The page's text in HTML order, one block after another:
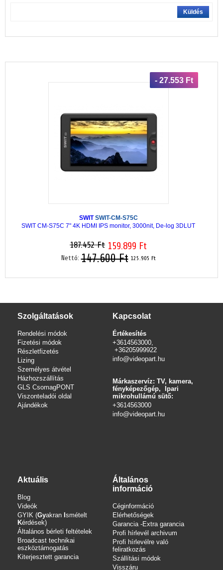
Küldés
- 27.553 Ft
SWITSWIT-CM-S75C
SWIT CM-S75C 7" 4K HDMI IPS monitor, 3000nit, De-log 3DLUT
187.452 Ft 159.899 Ft
Nettó:147.600 Ft 125.905 Ft
Szolgáltatások
Rendelési módok
Fizetési módok
Részletfizetés
Lizing
Személyes átvétel
Házhozszállítás
GLS CsomagPONT
Viszonteladói oldal
Ajándékok
Kapcsolat
Értékesítés
+3614563000,
+36205999922
info@videopart.hu
Márkaszervíz: TV, kamera,
fényképezőgép, Ipari
mikrohullámú sütő:
+3614563000
info@videopart.hu
Aktuális
Blog
Videók
GYIK (Gyakran smételt
Kérdések)
Általános bérleti feltételek
Broadcast technikai
eszköztámogatás
Kiterjesztett garancia
Általános
információ
Céginformáció
Elérhetőségek
Garancia -Extra garancia
Profi hírlevél archivum
Profi hírlevélre való
feliratkozás
Szállítási módok
Visszáru